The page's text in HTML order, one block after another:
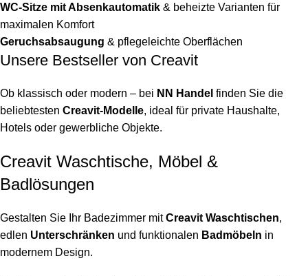
WC-Sitze mit Absenkautomatik & beheizte Varianten für
maximalen Komfort
Geruchsabsaugung & pflegeleichte Oberflächen
Unsere Bestseller von Creavit
Ob klassisch oder modern – bei NN Handel finden Sie die
beliebtesten Creavit-Modelle, ideal für private Haushalte,
Hotels oder gewerbliche Objekte.
Creavit Waschtische, Möbel &
Badlösungen
Gestalten Sie Ihr Badezimmer mitCreavit Waschtischen,
edlen Unterschränken und funktionalen Badmöbeln in
modernem Design.